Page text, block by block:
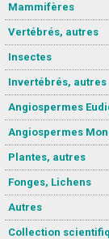
Mammifères
Vertébrés, autres
Insectes
Invertébrés, autres
Plantes, autres
Fonges, Lichens
Autres